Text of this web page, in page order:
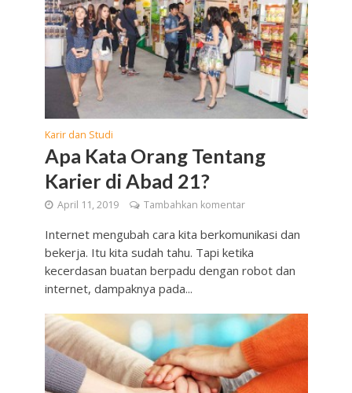
Karir dan Studi
Apa Kata Orang Tentang
Karier di Abad 21?
April 11, 2019 Tambahkan komentar
Internet mengubah cara kita berkomunikasi dan
bekerja. Itu kita sudah tahu. Tapi ketika
kecerdasan buatan berpadu dengan robot dan
internet, dampaknya pada...